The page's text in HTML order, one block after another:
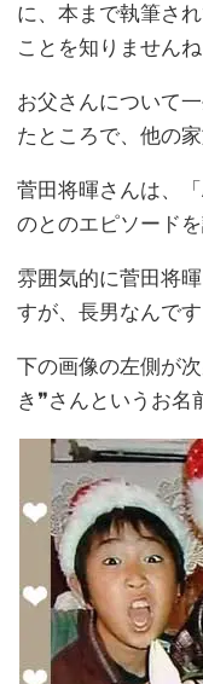
に、本まで執筆さ
ことを知りませんね
お父さんについて
たところで、他の
菅田将暉さんは、
のとのエピソード
雰囲気的に菅田将
すが、長男なんです
下の画像の左側が
き❞さんというお名